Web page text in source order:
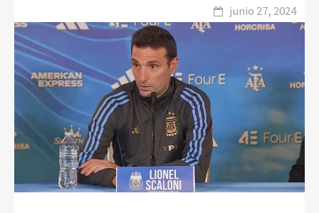
junio 27, 2024